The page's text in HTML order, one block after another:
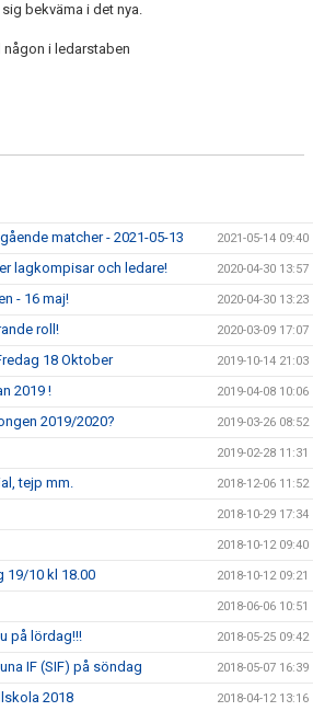
bekväma i det nya.
i ledarstaben
matcher - 2021-05-13 2021-05-14 09:40
lagkompisar och ledare! 2020-04-30 13:57
- 16 maj! 2020-04-30 13:23
roll! 2020-03-09 17:07
18 Oktober 2019-10-14 21:03
2019 ! 2019-04-08 10:06
2019/2020? 2019-03-26 08:52
2019-02-28 11:31
tejp mm. 2018-12-06 11:52
2018-10-29 17:34
2018-10-12 09:40
19/10 kl 18.00 2018-10-12 09:21
2018-06-06 10:51
på lördag!!! 2018-05-25 09:42
IF (SIF) på söndag 2018-05-07 16:39
2018 2018-04-12 13:16